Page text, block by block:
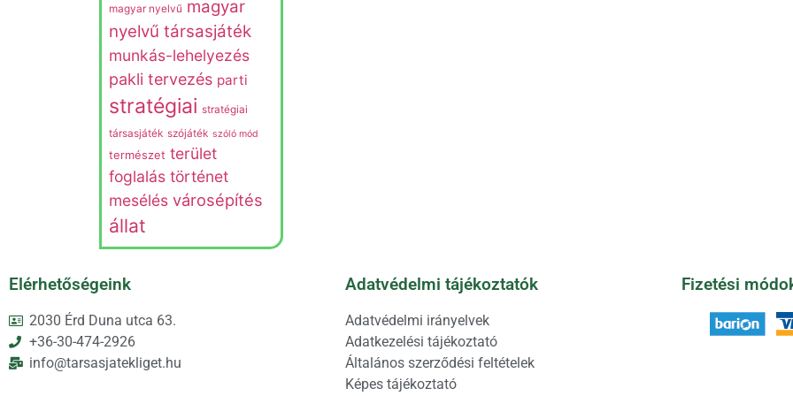
magyar nyelvű magyar
nyelvű társasjáték
munkás-lehelyezés
pakli tervezés parti
stratégiai stratégiai
társasjáték szójáték szóló mód
természet terület
foglalás történet
mesélés városépítés
állat
Elérhetőségeink
2030 Érd Duna utca 63.
+36-30-474-2926
info@tarsasjatekliget.hu
Adatvédelmi tájékoztatók
Adatvédelmi irányelvek
Adatkezelési tájékoztató
Általános szerződési feltételek
Képes tájékoztató
Fizetési